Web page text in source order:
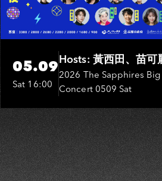
05.09
Sat 16:00
Hosts: 黃西田、苗可
君．Entertainers: 葉
嬤-吳敏、張秀卿、王
淑敏、施文彬、邵大
雯、陳孟賢、黃露瑤
2026 The Sapphires
Concert 0509 Sat